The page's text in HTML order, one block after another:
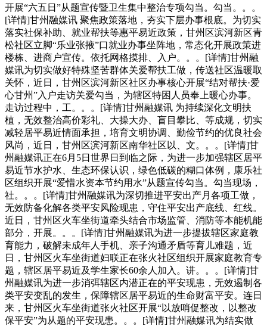
开展“六五日”从题宣传暨卫生集中整治专项勾当。勾当。。。
[详情]甘州融媒讯 聚焦政策落地，夯实下层办事根底。为切实
落实社保补助、就业帮扶等惠平易近政策，甘州区滨河新区青
松社区立脚“乐业张掖”口就业办事坐阵地，常态化开展政策进
楼栋、进商户宣传。依托网格摸排、入户。。。[详情]甘州融
媒讯为切实做好特殊坚苦群体关爱帮扶工做，传送社区温暖取
关怀，近日，甘州区滨河新区社区办事核心开展“结对帮扶·爱
心甘州”入户走访关爱勾当，为辖区特困人员奉上暖心办事。
走访过程中，工。。。[详情]甘州融媒讯 为持续深化文明扶
植，无效整治高价彩礼、大操大办、盲目攀比、等成规，切实
减轻居平易近情面承担，培育文明协调、勤俭节约的优良社会
风尚，近日，甘州区滨河新区南华社区以、文。。。[详情]甘
州融媒讯正在6月5日世界日到临之际，为进一步加强辖区居平
易近节水护水、生态环保认识，绿色低碳的糊口体例，康乐社
区组织开展“爱惜水资本节约用水”从题宣传勾当。勾当现场，
社。。。[详情]甘州融媒讯为深切推进平安出产月各项工做，
无效防备化解各类平安风险现患，守住平安出产底线、红线。
近日，甘州区火车坐街道牵头结合市场监管、消防等本能机能
部分，开展。。。[详情]甘州融媒讯为进一步提拔辖区家庭教
育能力，破解未成年人手机、亲子沟通矛盾等育儿难题，近
日，甘州区火车坐街道妇联正在张火社区组织开展家庭教育专
题，辖区居平易近及学生家长60余人加入。讲。。。[详情]甘
州融媒讯为进一步消弭辖区内潜正在的平安现患，无效遏制各
类平安变乱的发生，保障辖区居平易近的生命财富平安。连日
来，甘州区火车坐街道张火社区开展“以放哨促整改，以整改
保平安”为从题的平安现患。。。[详情]甘州融媒讯为结实做